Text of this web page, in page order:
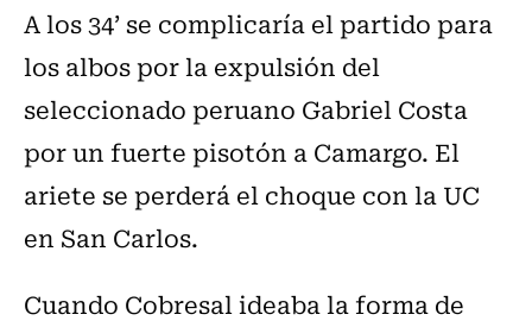
A los 34’ se complicaría el partido para
los albos por la expulsión del
seleccionado peruano Gabriel Costa
por un fuerte pisotón a Camargo. El
ariete se perderá el choque con la UC
en San Carlos.
Cuando Cobresal ideaba la forma de